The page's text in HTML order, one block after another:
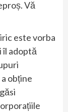
Vă
este vorba
îl adoptă
obține